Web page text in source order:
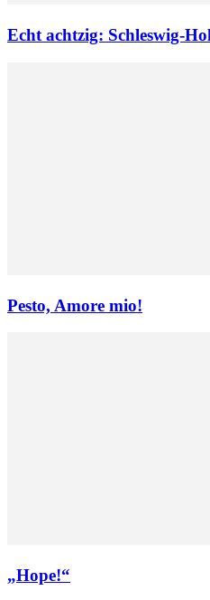
Echt achtzig: Schleswig-
Pesto, Amore mio!
„Hope!“